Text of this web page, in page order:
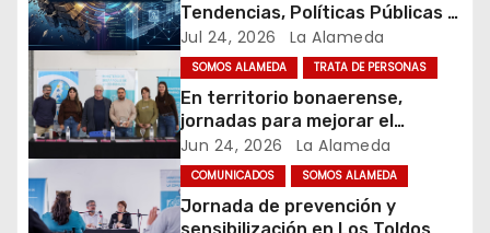
e
e
n
t
Tendencias, Políticas Públicas y
Nuevos Desafíos. Argentina y el
Mundo – Julio 2026
Jul 24, 2026 La Alameda
SOMOS ALAMEDA TRATA DE PERSONAS
En territorio bonaerense,
jornadas para mejorar el
cuidado en comunidad
Jun 24, 2026 La Alameda
COMUNICADOS SOMOS ALAMEDA
Jornada de prevención y
sensibilización en Los Toldos